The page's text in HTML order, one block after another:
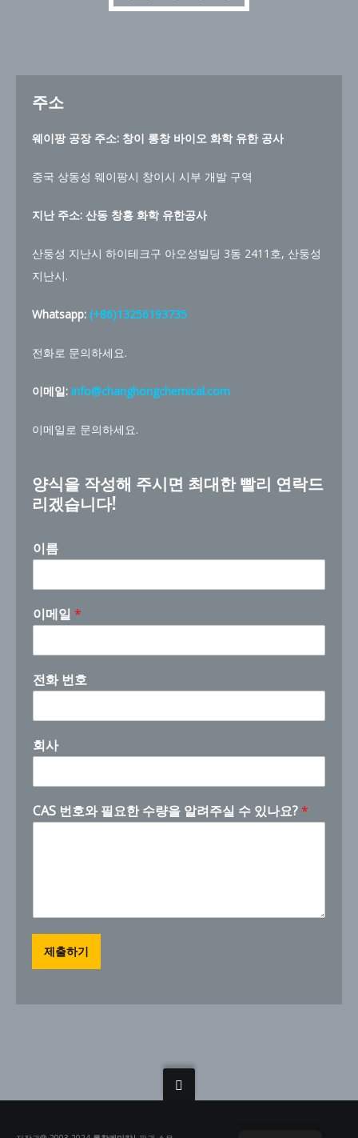
주소
웨이팡 공장 주소: 창이 롱창 바이오 화학 유한 공사
중국 상동성 웨이팡시 창이시 시부 개발 구역
지난 주소: 산동 창홍 화학 유한공사
산둥성 지난시 하이테크구 아오성빌딩 3동 2411호, 산둥성
지난시.
Whatsapp: (+86)13256193735
전화로 문의하세요.
이메일: info@changhongchemical.com
이메일로 문의하세요.
양식을 작성해 주시면 최대한 빨리 연락드
리겠습니다!
이름
이메일 *
전화 번호
C
o
p
a
n
o
회사
CAS 번호와 필요한 수량을 알려주실 수 있나요?*
제출하기